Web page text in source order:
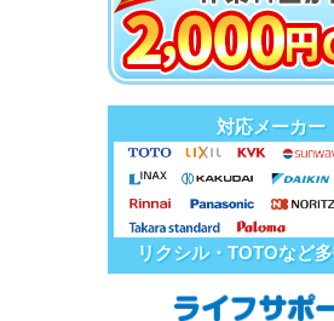
対応メーカー
リクシル・TOTOなど多